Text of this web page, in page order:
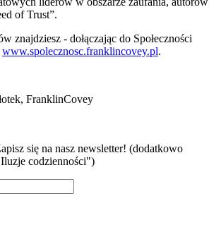
of Trust”.
znajdziesz - dołączając do Społeczności
www.spolecznosc.franklincovey.pl.
FranklinCovey
się na nasz newsletter! (dodatkowo
codzienności")